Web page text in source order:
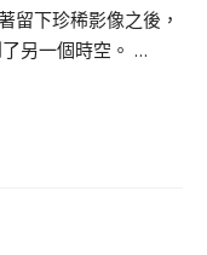
留下珍稀影像之後，
另一個時空。 …